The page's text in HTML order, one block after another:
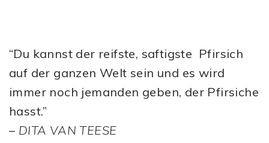
“Du kannst der reifste, saftigste Pfirsich
auf der ganzen Welt sein und es wird
immer noch jemanden geben, der Pfirsiche
hasst.”
– DITA VAN TEESE